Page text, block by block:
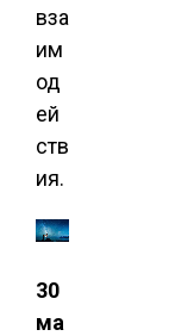
вза
им
од
ей
ств
ия.
30
ма